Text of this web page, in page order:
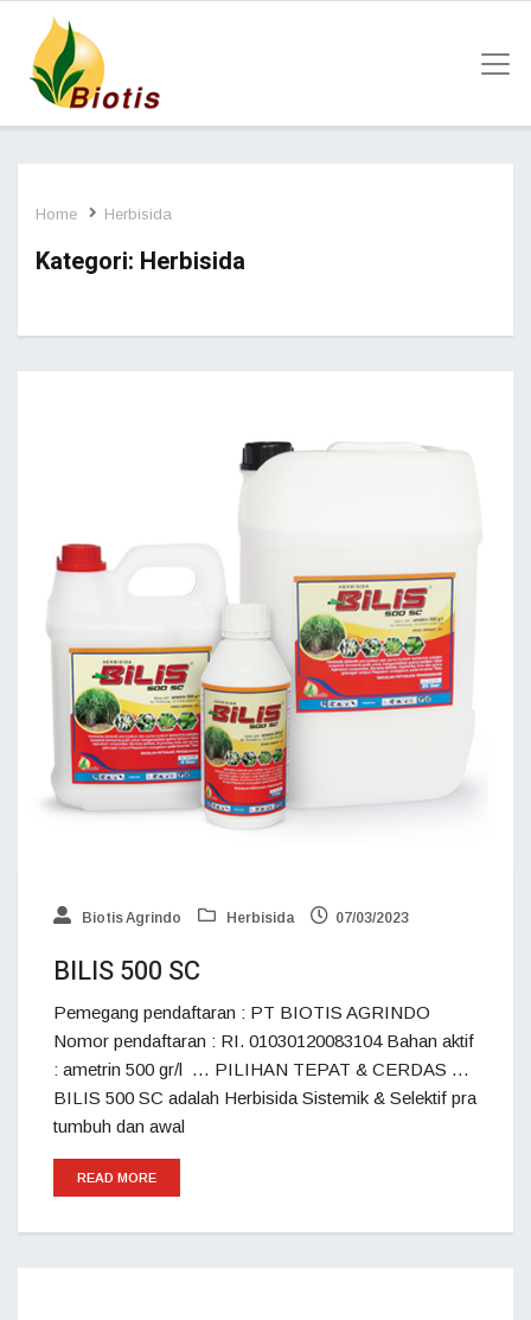
Home Herbisida
Kategori: Herbisida
Biotis Agrindo Herbisida 07/03/2023
BILIS 500 SC
Pemegang pendaftaran : PT BIOTIS AGRINDO
Nomor pendaftaran : RI. 01030120083104 Bahan aktif
: ametrin 500 gr/l … PILIHAN TEPAT & CERDAS …
BILIS 500 SC adalah Herbisida Sistemik & Selektif pra
tumbuh dan awal
READ MORE